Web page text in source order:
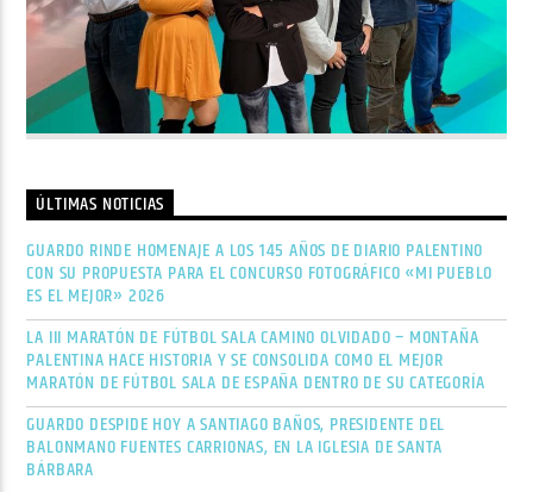
ÚLTIMAS NOTICIAS
GUARDO RINDE HOMENAJE A LOS 145 AÑOS DE DIARIO PALENTINO
CON SU PROPUESTA PARA EL CONCURSO FOTOGRÁFICO «MI PUEBLO
ES EL MEJOR» 2026
LA III MARATÓN DE FÚTBOL SALA CAMINO OLVIDADO – MONTAÑA
PALENTINA HACE HISTORIA Y SE CONSOLIDA COMO EL MEJOR
MARATÓN DE FÚTBOL SALA DE ESPAÑA DENTRO DE SU CATEGORÍA
GUARDO DESPIDE HOY A SANTIAGO BAÑOS, PRESIDENTE DEL
BALONMANO FUENTES CARRIONAS, EN LA IGLESIA DE SANTA
BÁRBARA